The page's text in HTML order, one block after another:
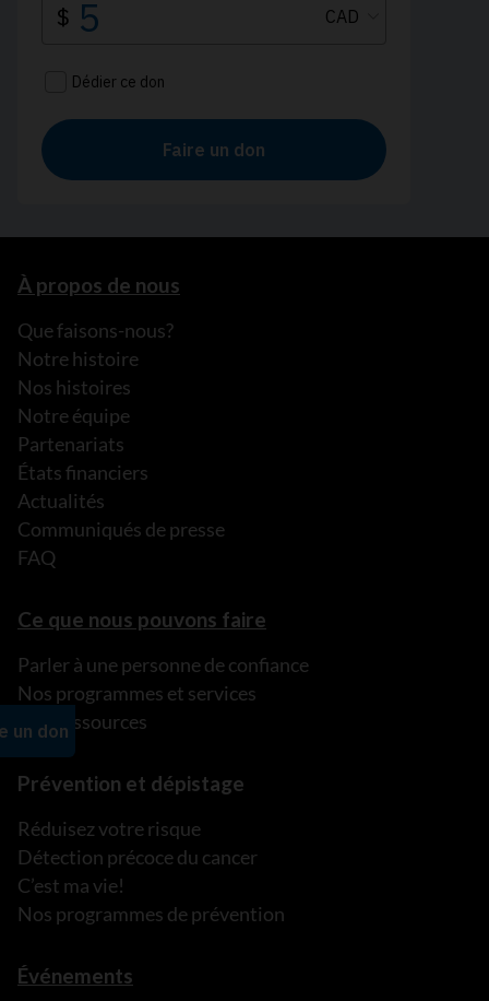
À propos de nous
Que faisons-nous?
Notre histoire
Nos histoires
Notre équipe
Partenariats
États financiers
Actualités
Communiqués de presse
FAQ
Ce que nous pouvons faire
Parler à une personne de confiance
Nos programmes et services
Nos ressources
Prévention et dépistage
Réduisez votre risque
Détection précoce du cancer
C’est ma vie!
Nos programmes de prévention
Événements